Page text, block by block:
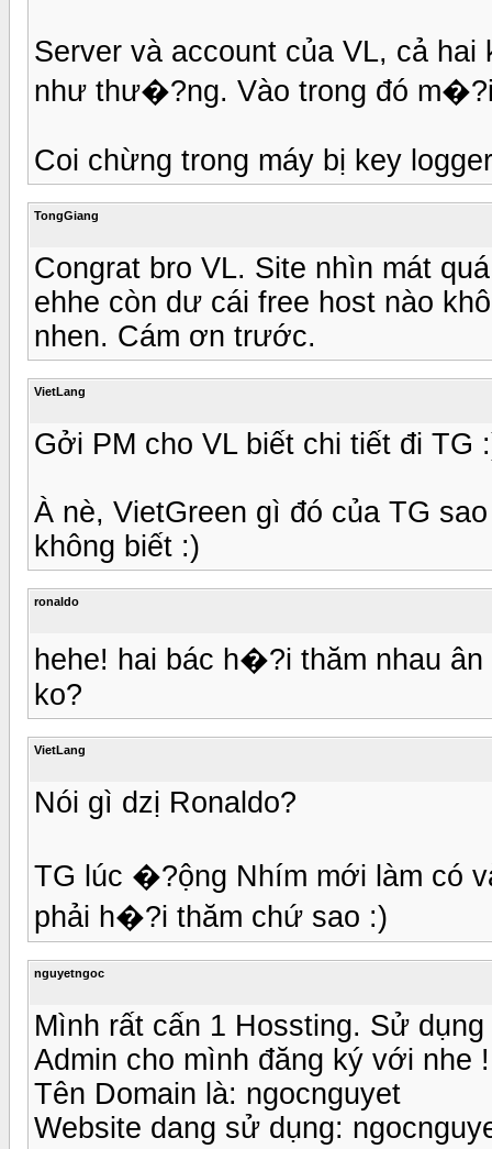
Server và account của VL, cả
như thư�?ng. Vào trong đó
Coi chừng trong máy bị key
TongGiang
Congrat bro VL. Site nhìn mát
ehhe còn dư cái free host nào
nhen. Cám ơn trước.
VietLang
Gởi PM cho VL biết chi tiết đi TG
À nè, VietGreen gì đó của TG
không biết :)
ronaldo
hehe! hai bác h�?i thăm nhau
ko?
VietLang
Nói gì dzị Ronaldo?
TG lúc �?ộng Nhím mới làm có
phải h�?i thăm chứ sao :)
nguyetngoc
Mình rất cấn 1 Hossting. Sử
Admin cho mình đăng ký với nhe
Tên Domain là: ngocnguyet
Website dang sử dụng: